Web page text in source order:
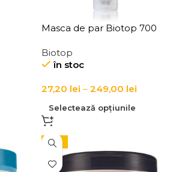
Masca de par Biotop 700
Biotop
în stoc
27,20 lei – 249,00 lei
Selectează opțiunile
-15%